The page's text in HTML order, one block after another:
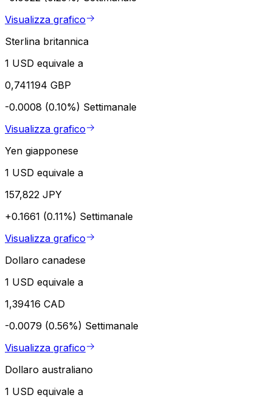
Visualizza grafico
Sterlina britannica
1 USD equivale a
0,741194 GBP
-0.0008 (0.10%) Settimanale
Visualizza grafico
Yen giapponese
1 USD equivale a
157,822 JPY
+0.1661 (0.11%) Settimanale
Visualizza grafico
Dollaro canadese
1 USD equivale a
1,39416 CAD
-0.0079 (0.56%) Settimanale
Visualizza grafico
Dollaro australiano
1 USD equivale a